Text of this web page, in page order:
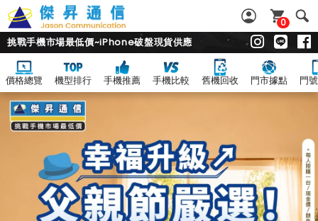
0
挑戰手機市場最低價~iPhone破盤現貨供應
價格總覽 機型排行 手機推薦 手機比較 舊機回收 門市據點 門